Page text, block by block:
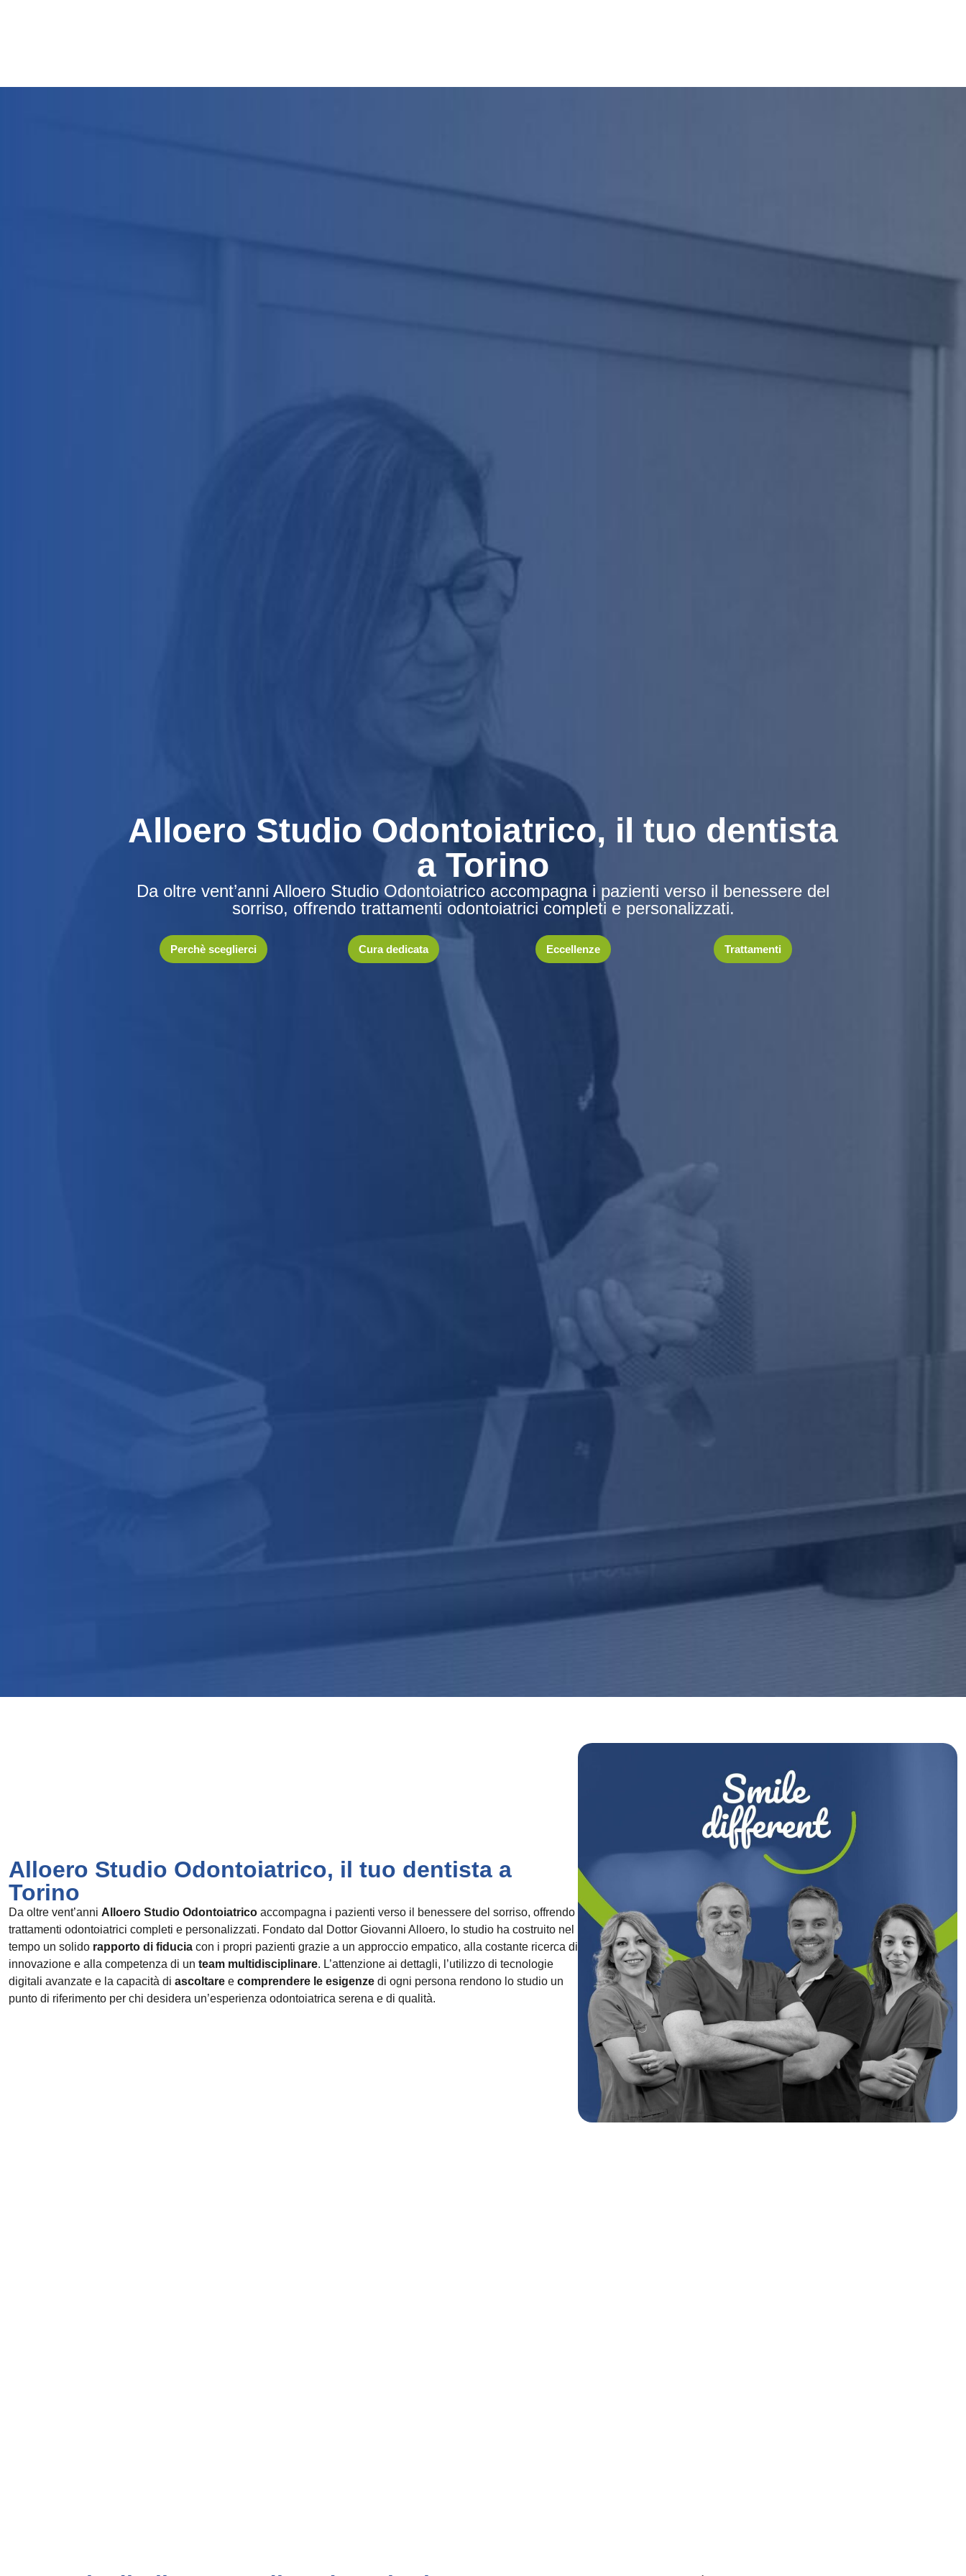
Alloero Studio Odontoiatrico, il tuo dentista
a Torino
Da oltre vent’anni Alloero Studio Odontoiatrico accompagna i pazienti verso il benessere del
sorriso, offrendo trattamenti odontoiatrici completi e personalizzati.
Perchè sceglierci Cura dedicata Eccellenze Trattamenti
Alloero Studio Odontoiatrico, il tuo dentista a
Torino
Da oltre vent’anni Alloero Studio Odontoiatrico accompagna i pazienti verso il benessere del sorriso, offrendo
trattamenti odontoiatrici completi e personalizzati. Fondato dal Dottor Giovanni Alloero, lo studio ha costruito nel
tempo un solido rapporto di fiducia con i propri pazienti grazie a un approccio empatico, alla costante ricerca di
innovazione e alla competenza di un team multidisciplinare. L’attenzione ai dettagli, l’utilizzo di tecnologie
digitali avanzate e la capacità di ascoltare e comprendere le esigenze di ogni persona rendono lo studio un
punto di riferimento per chi desidera un’esperienza odontoiatrica serena e di qualità.